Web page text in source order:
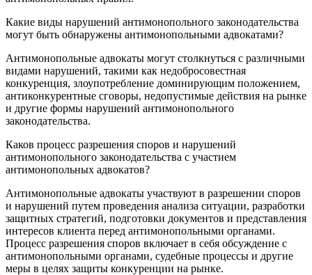
Какие виды нарушений антимонопольного законодательства
могут быть обнаружены антимонопольными адвокатами?
Антимонопольные адвокаты могут столкнуться с различными
видами нарушений, такими как недобросовестная
конкуренция, злоупотребление доминирующим положением,
антиконкурентные сговоры, недопустимые действия на рынке
и другие формы нарушений антимонопольного
законодательства.
Каков процесс разрешения споров и нарушений
антимонопольного законодательства с участием
антимонопольных адвокатов?
Антимонопольные адвокаты участвуют в разрешении споров
и нарушений путем проведения анализа ситуации, разработки
защитных стратегий, подготовки документов и представления
интересов клиента перед антимонопольными органами.
Процесс разрешения споров включает в себя обсуждение с
антимонопольными органами, судебные процессы и другие
меры в целях защиты конкуренции на рынке.